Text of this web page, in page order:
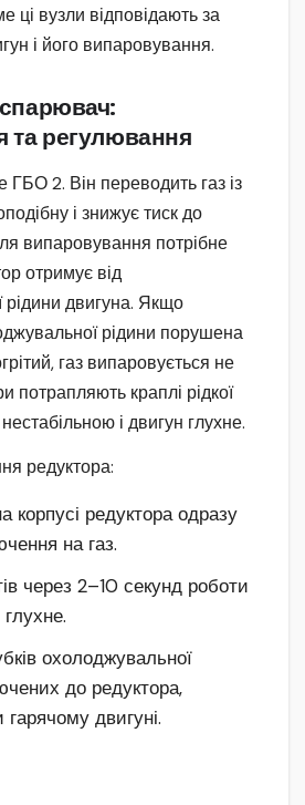
ці вузли відповідають за
і його випаровування.
та регулювання
2. Він переводить газ із
і знижує тиск до
випаровування потрібне
отримує від
рідини двигуна. Якщо
рідини порушена
газ випаровується не
потрапляють краплі рідкої
і двигун глухне.
редуктора:
корпусі редуктора одразу
на газ.
через 2–10 секунд роботи
охолоджувальної
до редуктора,
двигуні.